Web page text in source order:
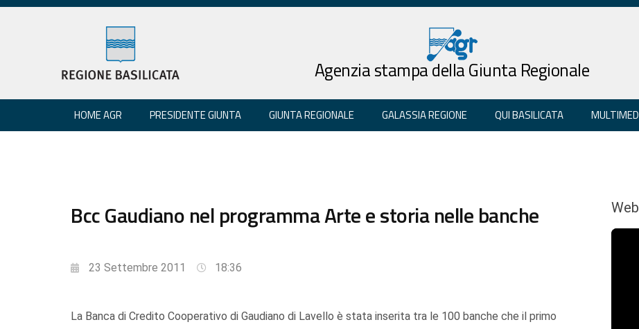
Agenzia stampa della Giunta Regionale
HOME AGR PRESIDENTE GIUNTA GIUNTA REGIONALE GALASSIA REGIONE QUI BASILICATA
Bcc Gaudiano nel programma Arte e storia nelle banche
23 Settembre 2011 18:36
La Banca di Credito Cooperativo di Gaudiano di Lavello è stata inserita tra le 100 banche che il primo